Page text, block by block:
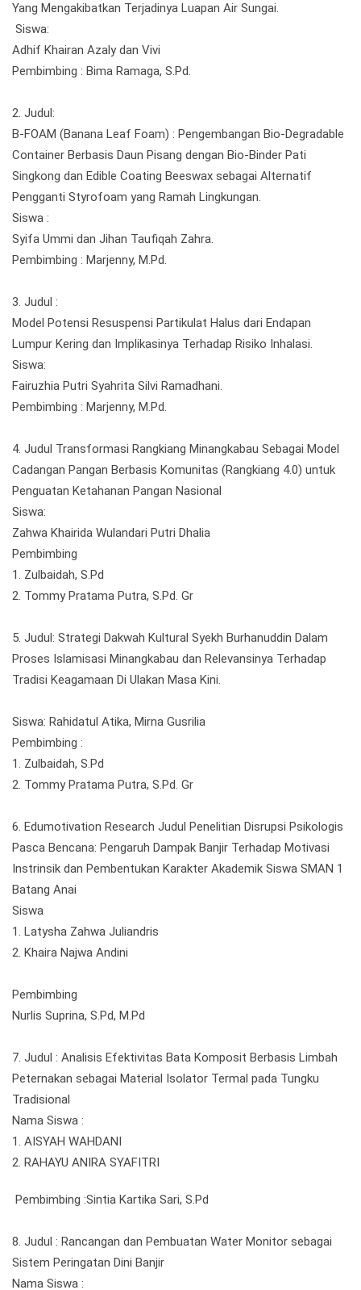
Yang Mengakibatkan Terjadinya Luapan Air Sungai.
Siswa:
Adhif Khairan Azaly dan Vivi
Pembimbing : Bima Ramaga, S.Pd.
2. Judul:
B-FOAM (Banana Leaf Foam) : Pengembangan Bio-Degradable
Container Berbasis Daun Pisang dengan Bio-Binder Pati
Singkong dan Edible Coating Beeswax sebagai Alternatif
Pengganti Styrofoam yang Ramah Lingkungan.
Siswa :
Syifa Ummi dan Jihan Taufiqah Zahra.
Pembimbing : Marjenny, M.Pd.
3. Judul :
Model Potensi Resuspensi Partikulat Halus dari Endapan
Lumpur Kering dan Implikasinya Terhadap Risiko Inhalasi.
Siswa:
Fairuzhia Putri Syahrita Silvi Ramadhani.
Pembimbing : Marjenny, M.Pd.
4. Judul Transformasi Rangkiang Minangkabau Sebagai Model
Cadangan Pangan Berbasis Komunitas (Rangkiang 4.0) untuk
Penguatan Ketahanan Pangan Nasional
Siswa:
Zahwa Khairida Wulandari Putri Dhalia
Pembimbing
1. Zulbaidah, S.Pd
2. Tommy Pratama Putra, S.Pd. Gr
5. Judul: Strategi Dakwah Kultural Syekh Burhanuddin Dalam
Proses Islamisasi Minangkabau dan Relevansinya Terhadap
Tradisi Keagamaan Di Ulakan Masa Kini.
Siswa: Rahidatul Atika, Mirna Gusrilia
Pembimbing :
1. Zulbaidah, S.Pd
2. Tommy Pratama Putra, S.Pd. Gr
6. Edumotivation Research Judul Penelitian Disrupsi Psikologis
Pasca Bencana: Pengaruh Dampak Banjir Terhadap Motivasi
Instrinsik dan Pembentukan Karakter Akademik Siswa SMAN 1
Batang Anai
Siswa
1. Latysha Zahwa Juliandris
2. Khaira Najwa Andini
Pembimbing
Nurlis Suprina, S.Pd, M.Pd
7. Judul : Analisis Efektivitas Bata Komposit Berbasis Limbah
Peternakan sebagai Material Isolator Termal pada Tungku
Tradisional
Nama Siswa :
1. AISYAH WAHDANI
2. RAHAYU ANIRA SYAFITRI
Pembimbing :Sintia Kartika Sari, S.Pd
8. Judul : Rancangan dan Pembuatan Water Monitor sebagai
Sistem Peringatan Dini Banjir
Nama Siswa :